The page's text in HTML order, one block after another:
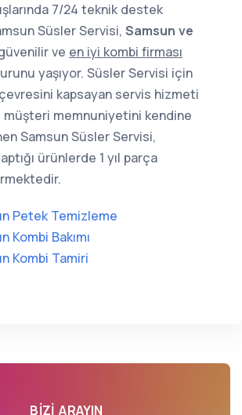
7/24 teknik destek
Süsler Servisi, Samsun ve
ve en iyi kombi firması
yaşıyor. Süsler Servisi için
kapsayan servis hizmeti
müşteri memnuniyetini kendine
Samsun Süsler Servisi,
ürünlerde 1 yıl parça
Petek Temizleme
Kombi Bakımı
Kombi Tamiri
BIZI ARAYIN